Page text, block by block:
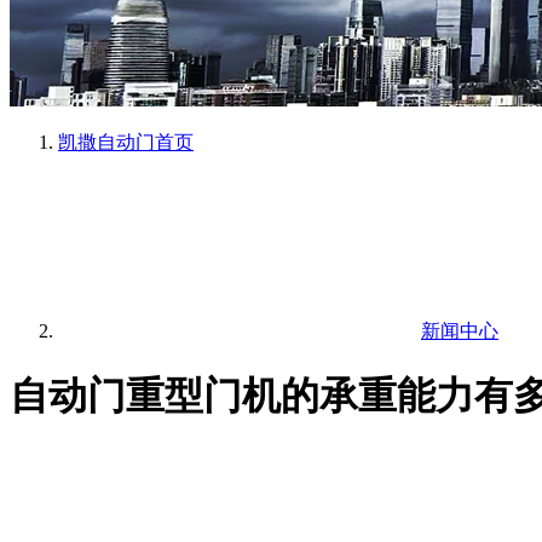
凯撒自动门首页
新闻中心
自动门重型门机的承重能力有